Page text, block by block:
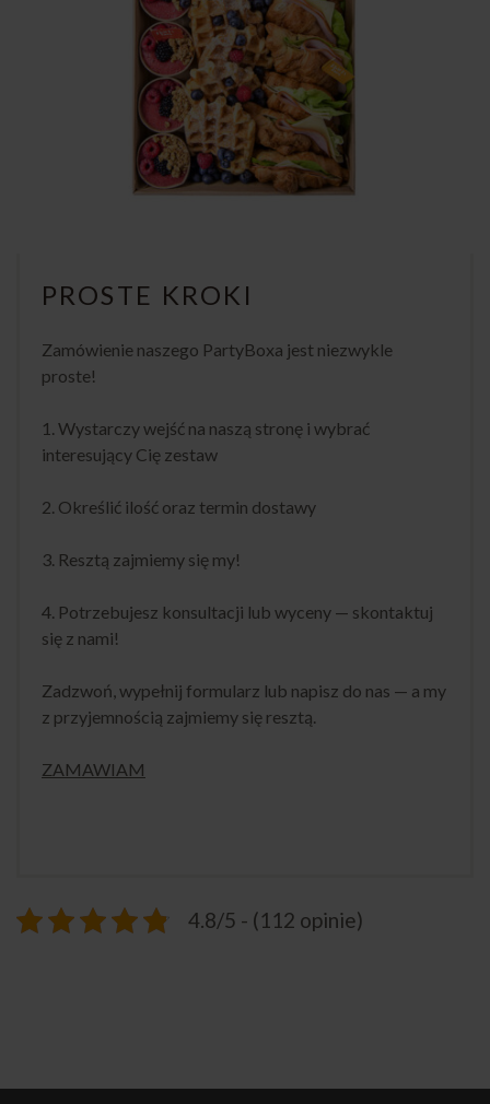
PROSTE KROKI
Zamówienie naszego PartyBoxa jest niezwykle
proste!
1. Wystarczy wejść na naszą stronę i wybrać
interesujący Cię zestaw
2. Określić ilość oraz termin dostawy
3. Resztą zajmiemy się my!
4. Potrzebujesz konsultacji lub wyceny — skontaktuj
się z nami!
Zadzwoń, wypełnij formularz lub napisz do nas — a my
z przyjemnością zajmiemy się resztą.
ZAMAWIAM
4.8/5 - (112 opinie)